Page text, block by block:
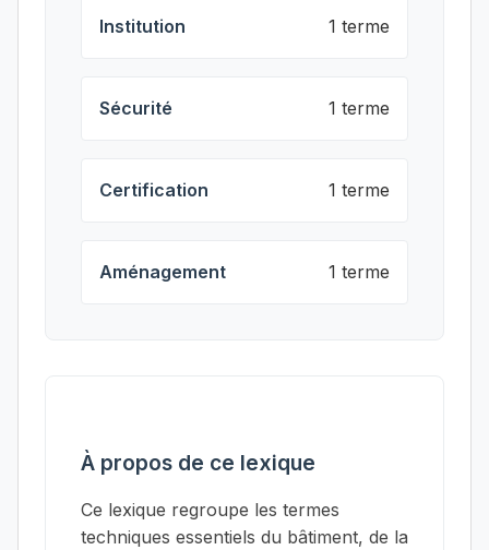
Institution 1 terme
Sécurité 1 terme
Certification 1 terme
Aménagement 1 terme
À propos de ce lexique
Ce lexique regroupe les termes
techniques essentiels du bâtiment, de la